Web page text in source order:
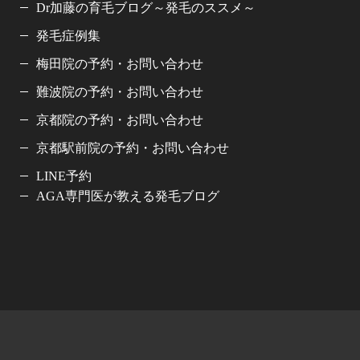
Dr加藤の育毛ブログ～発毛のススメ～
発毛症例集
梅田院の予約・お問い合わせ
難波院の予約・お問い合わせ
京都院の予約・お問い合わせ
京都駅前院の予約・お問い合わせ
LINE予約
AGA専門医が教える発毛ブログ